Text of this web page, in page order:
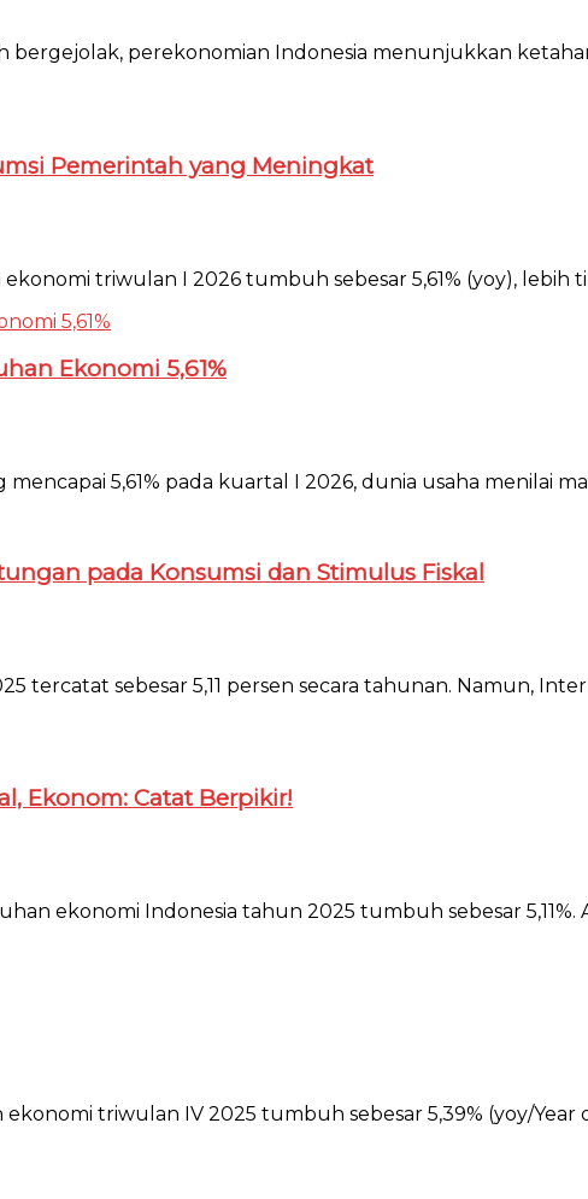
bergejolak, perekonomian Indonesia menunjukkan
Pemerintah yang Meningkat
triwulan I 2026 tumbuh sebesar 5,61% (yoy), lebih
Ekonomi 5,61%
5,61% pada kuartal I 2026, dunia usaha menilai
pada Konsumsi dan Stimulus Fiskal
tercatat sebesar 5,11 persen secara tahunan. Namun,
Ekonom: Catat Berpikir!
ekonomi Indonesia tahun 2025 tumbuh sebesar 5,11%.
triwulan IV 2025 tumbuh sebesar 5,39% (yoy/